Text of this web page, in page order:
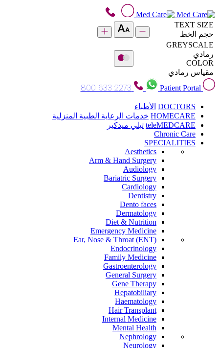
TEXT SIZE
حجم الخط
GREYSCALE
رمادي
COLOR
مقياس رمادي
Patient Portal
800 633 2273
DOCTORS الأطباء
HOMECARE خدمات الرعاية الطبية المنزلية
teleMEDCARE تيلي ميدكير
Chronic Care
SPECIALITIES
Aesthetics
Arm & Hand Surgery
Audiology
Bariatric Surgery
Cardiology
Dentistry
Dento faces
Dermatology
Diet & Nutrition
Emergency Medicine
Ear, Nose & Throat (ENT)
Endocrinology
Family Medicine
Gastroenterology
General Surgery
Gene Therapy
Hepatobiliary
Haematology
Hair Transplant
Internal Medicine
Mental Health
Nephrology
Neurology